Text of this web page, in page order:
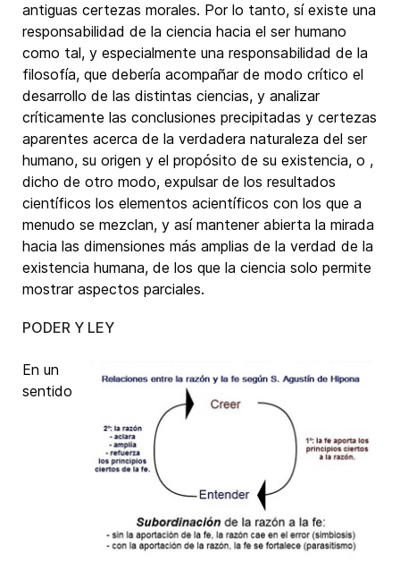
antiguas certezas morales. Por lo tanto, sí existe una
responsabilidad de la ciencia hacia el ser humano
como tal, y especialmente una responsabilidad de la
filosofía, que debería acompañar de modo crítico el
desarrollo de las distintas ciencias, y analizar
críticamente las conclusiones precipitadas y certezas
aparentes acerca de la verdadera naturaleza del ser
humano, su origen y el propósito de su existencia, o ,
dicho de otro modo, expulsar de los resultados
científicos los elementos acientíficos con los que a
menudo se mezclan, y así mantener abierta la mirada
hacia las dimensiones más amplias de la verdad de la
existencia humana, de los que la ciencia solo permite
mostrar aspectos parciales.
PODER Y LEY
En un
sentido